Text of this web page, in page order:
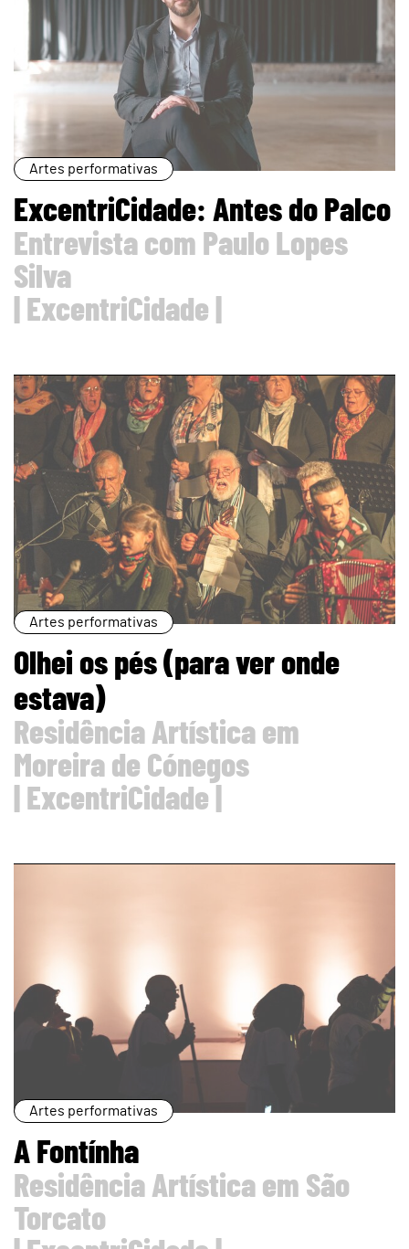
Artes performativas
ExcentriCidade: Antes do Palco
Entrevista com Paulo Lopes
Silva
| ExcentriCidade |
page
Artes performativas
Olhei os pés (para ver onde
estava)
Residência Artística em
Moreira de Cónegos
| ExcentriCidade |
Artes performativas
A Fontínha
Residência Artística em São
Torcato